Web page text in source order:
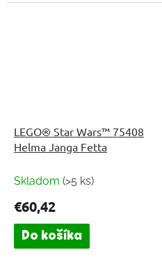
LEGO® Star Wars™ 75408
Helma Janga Fetta
Skladom (>5 ks)
€60,42
Do košíka